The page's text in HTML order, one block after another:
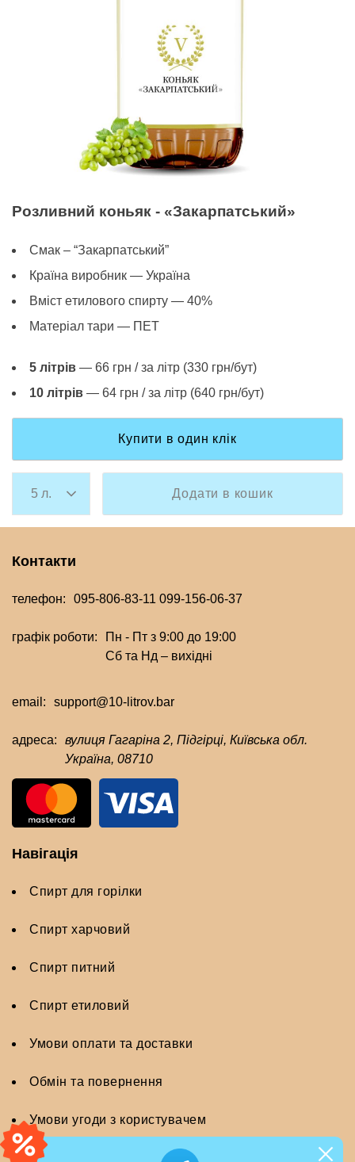
Розливний коньяк - «Закарпатський»
Смак – “Закарпатський”
Країна виробник — Україна
Вміст eтилового спирту — 40%
Матеріал тари — ПЕТ
5 літрів — 66 грн / за літр (330 грн/бут)
10 літрів — 64 грн / за літр (640 грн/бут)
Купити в один клік
Додати в кошик
Навігація
Спирт для горілки
Спирт харчовий
Спирт питний
Спирт етиловий
Умови оплати та доставки
Обмін та повернення
Умови угоди з користувачем
Політика безпеки
Контакти
телефон: 095-806-83-11 099-156-06-37
графік роботи:
Пн - Пт з 9:00 до 19:00
Сб та Нд – вихідні
email: support@10-litrov.bar
адреса:
вулиця Гагаріна 2, Підгірці, Київська обл.
Україна, 08710
close